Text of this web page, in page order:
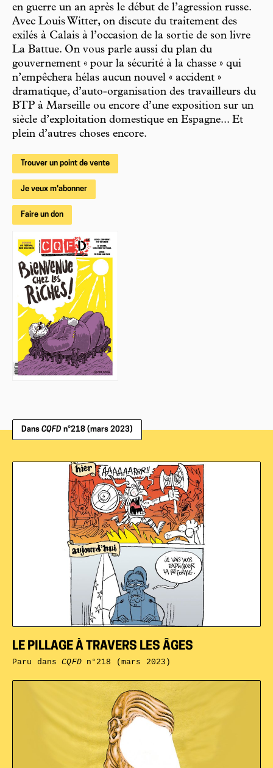
en guerre un an après le début de l’agression russe.
Avec Louis Witter, on discute du traitement des
exilés à Calais à l’occasion de la sortie de son livre
La Battue. On vous parle aussi du plan du
gouvernement « pour la sécurité à la chasse » qui
n’empêchera hélas aucun nouvel « accident »
dramatique, d’auto-organisation des travailleurs du
BTP à Marseille ou encore d’une exposition sur un
siècle d’exploitation domestique en Espagne... Et
plein d’autres choses encore.
Trouver un point de vente
Je veux m'abonner
Faire un don
Dans CQFD n°218 (mars 2023)
LE PILLAGE À TRAVERS LES ÂGES
Paru dansCQFDn°218 (mars 2023)